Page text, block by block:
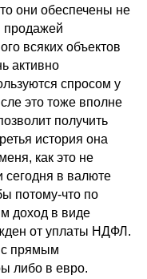
они обеспечены не
продажей
всяких объектов
активно
спросом у
это тоже вполне
получить
история она
как это не
сегодня в валюте
потому-что по
доход в виде
от уплаты НДФЛ.
с прямым
либо в евро.